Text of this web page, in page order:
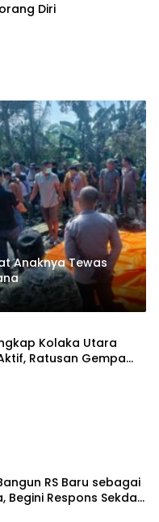
Diri
Anaknya Tewas
Kolaka Utara
Ratusan Gempa
RS Baru sebagai
Begini Respons Sekda